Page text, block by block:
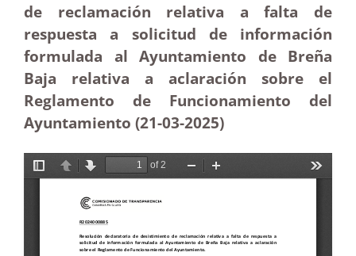
de reclamación relativa a falta de
respuesta a solicitud de información
formulada al Ayuntamiento de Breña
Baja relativa a aclaración sobre el
Reglamento de Funcionamiento del
Ayuntamiento (21-03-2025)